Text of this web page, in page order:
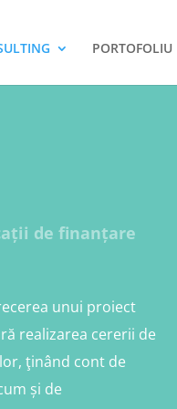
PORTOFOLIU
de finanțare
unui proiect
realizarea cererii de
ţinând cont de
și de